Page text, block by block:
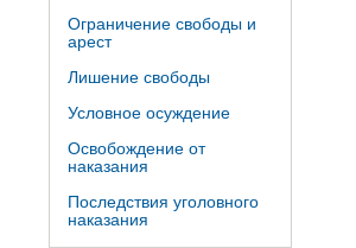
Ограничение свободы и
арест
Лишение свободы
Условное осуждение
Освобождение от
наказания
Последствия уголовного
наказания